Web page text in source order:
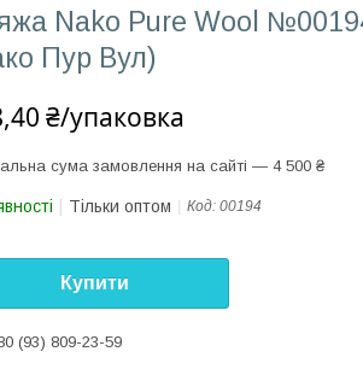
Nako Pure Wool
Пур Вул)
₴/упаковка
сума замовлення на сайті — 4 500 ₴
Тільки оптом Код: 00194
Купити
(93) 809-23-59